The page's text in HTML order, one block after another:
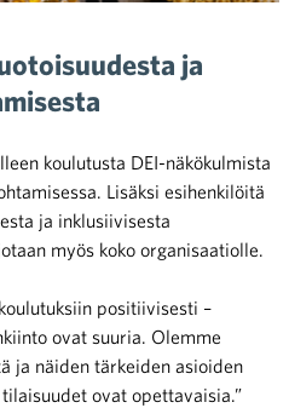
ja
koulutusta DEI-näkökulmista
Lisäksi esihenkilöitä
ja inklusiivisesta
myös koko organisaatiolle.
positiivisesti –
ovat suuria. Olemme
ja näiden tärkeiden asioiden
ovat opettavaisia.”